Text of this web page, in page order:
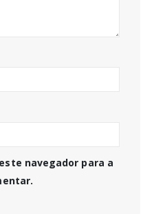
navegador para a